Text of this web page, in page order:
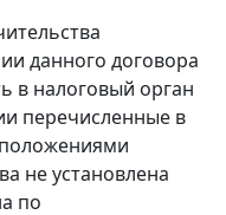
данного договора
в налоговый орган
перечисленные в
не установлена
по